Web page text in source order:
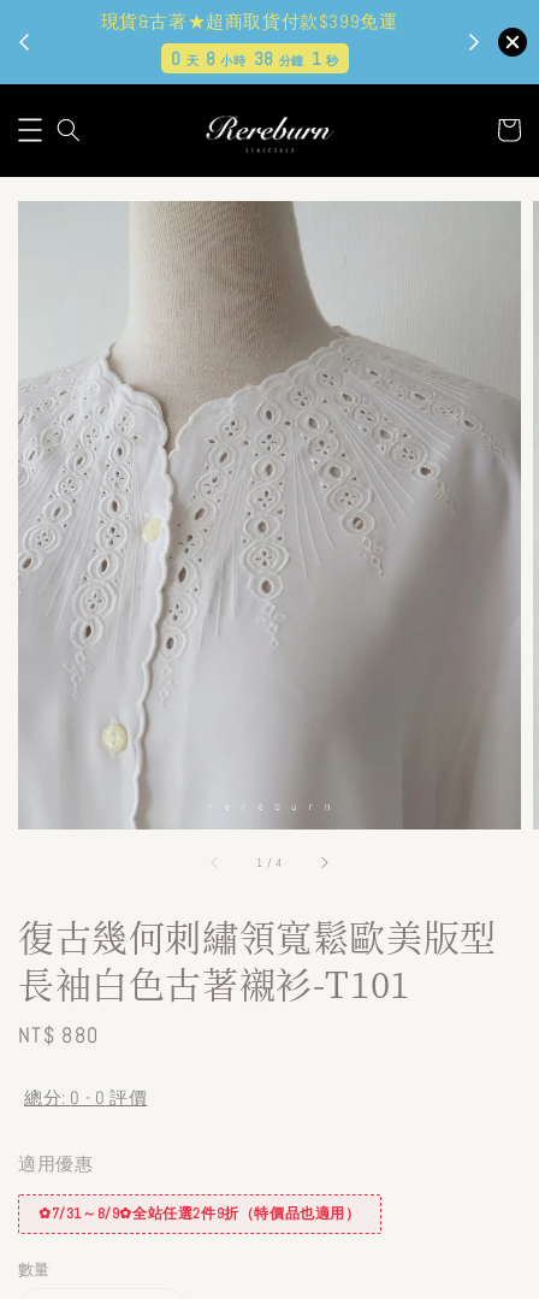
現貨&古著★超商取貨付款$399免運
0 天 8小時 38 分鐘 0 秒
1 /4
復古幾何刺繡領寬鬆歐美版型
長袖白色古著襯衫-T101
Regular
NT$ 880
總分: 0 - 0 評價
適用優惠
✿7/31～8/9✿全站任選2件9折（特價品也適用）
數量